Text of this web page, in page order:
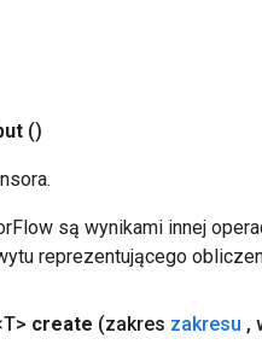
()
są wynikami innej
reprezentującego
create (zakres zakresu ,